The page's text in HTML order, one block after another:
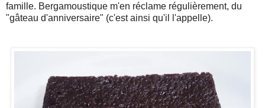
famille. Bergamoustique m'en réclame régulièrement, du
"gâteau d'anniversaire" (c'est ainsi qu'il l'appelle).